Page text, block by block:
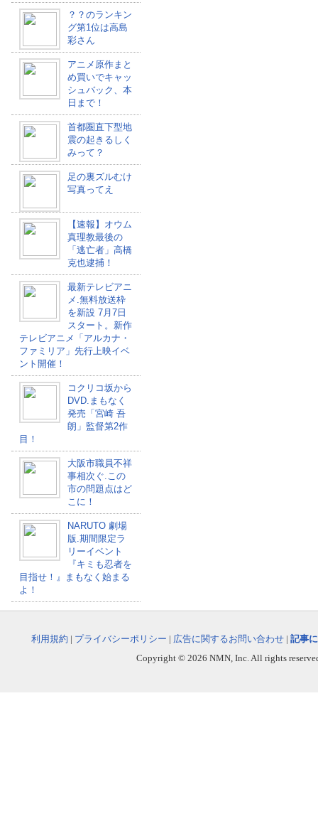
？？のランキン
グ第1位は高島
彩さん
アニメ原作まと
め買いでキャッ
シュバック、本
日まで！
首都圏直下型地
震の起きるしく
みって？
足の裏ズルむけ
写真ってえ
【速報】オウム
真理教最後の
「逃亡者」高橋
克也逮捕！
最新テレビアニ
メ.無料放送枠
を新設 7月7日
スタート。新作
テレビアニメ「アルカナ・
ファミリア」先行上映イベ
ント開催！
コクリコ坂から
DVD.まもなく
発売「宮崎 吾
朗」監督第2作
目！
大阪市職員不祥
事相次ぐ.この
市の問題点はど
こに！
NARUTO 劇場
版.期間限定ラ
リーイベント
『キミも忍者を
目指せ！』まもなく始まる
よ！
利用規約 | プライバシーポリシー | 広告に関するお問い合わせ | 記事
Copyright © 2026 NMN, Inc. All rights